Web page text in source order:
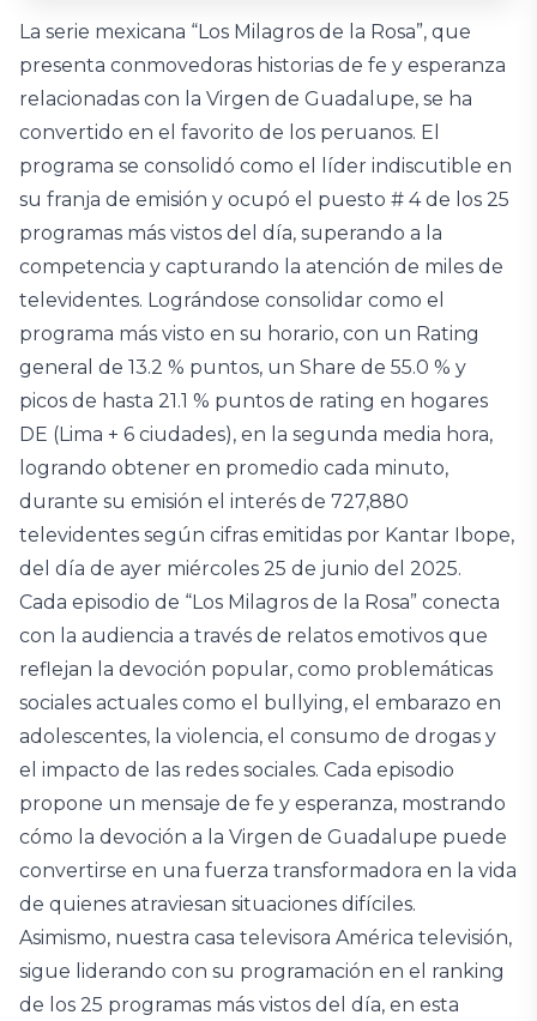
La serie mexicana “Los Milagros de la Rosa”, que
presenta conmovedoras historias de fe y esperanza
relacionadas con la Virgen de Guadalupe, se ha
convertido en el favorito de los peruanos. El
programa se consolidó como el líder indiscutible en
su franja de emisión y ocupó el puesto # 4 de los 25
programas más vistos del día, superando a la
competencia y capturando la atención de miles de
televidentes. Lográndose consolidar como el
programa más visto en su horario, con un Rating
general de 13.2 % puntos, un Share de 55.0 % y
picos de hasta 21.1 % puntos de rating en hogares
DE (Lima + 6 ciudades), en la segunda media hora,
logrando obtener en promedio cada minuto,
durante su emisión el interés de 727,880
televidentes según cifras emitidas por Kantar Ibope,
del día de ayer miércoles 25 de junio del 2025.
Cada episodio de “Los Milagros de la Rosa” conecta
con la audiencia a través de relatos emotivos que
reflejan la devoción popular, como problemáticas
sociales actuales como el bullying, el embarazo en
adolescentes, la violencia, el consumo de drogas y
el impacto de las redes sociales. Cada episodio
propone un mensaje de fe y esperanza, mostrando
cómo la devoción a la Virgen de Guadalupe puede
convertirse en una fuerza transformadora en la vida
de quienes atraviesan situaciones difíciles.
Asimismo, nuestra casa televisora América televisión,
sigue liderando con su programación en el ranking
de los 25 programas más vistos del día, en esta